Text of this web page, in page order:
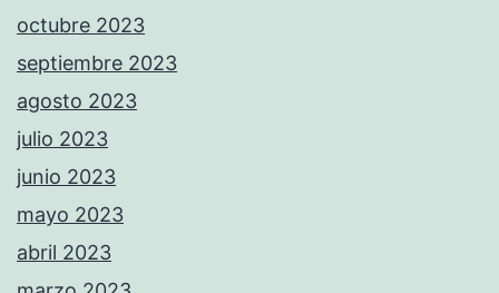
octubre 2023
septiembre 2023
agosto 2023
julio 2023
junio 2023
mayo 2023
abril 2023